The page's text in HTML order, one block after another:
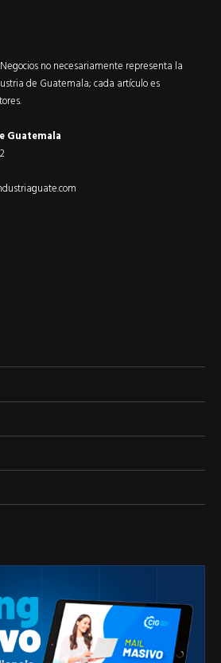
no necesariamente representa la
de Guatemala; cada artículo es
Guatemala